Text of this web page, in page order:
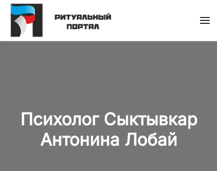
Skip
to
Психолог Сыктывкар
Антонина Лобай